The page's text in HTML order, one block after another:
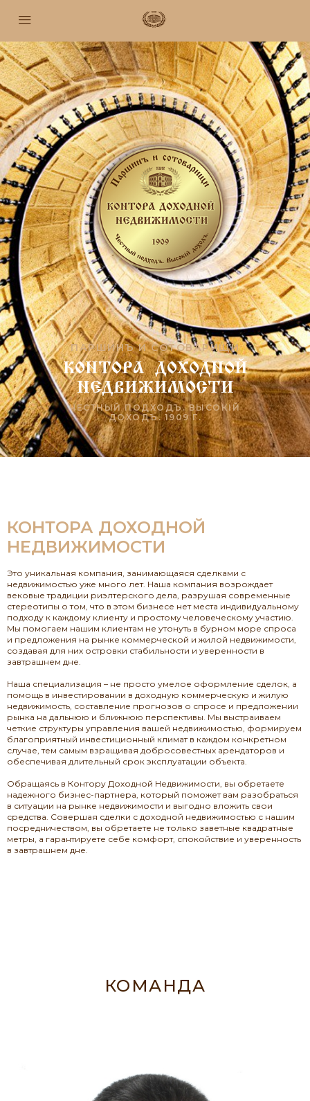
ПАРШИНЪ И СОТОВАРИЩИ
КОНТОРА ДОХОДНОЙ
НЕДВИЖИМОСТИ
ЧЕСТНЫЙ ПОДХОДЪ. ВЫСОКIЙ
ДОХОДЪ. 1909 Г.
КОНТОРА ДОХОДНОЙ
НЕДВИЖИМОСТИ
Это уникальная компания, занимающаяся сделками с
недвижимостью уже много лет. Наша компания возрождает
вековые традиции риэлтерского дела, разрушая современные
стереотипы о том, что в этом бизнесе нет места индивидуальному
подходу к каждому клиенту и простому человеческому участию.
Мы помогаем нашим клиентам не утонуть в бурном море спроса
и предложения на рынке коммерческой и жилой недвижимости,
создавая для них островки стабильности и уверенности в
завтрашнем дне.
Наша специализация – не просто умелое оформление сделок, а
помощь в инвестировании в доходную коммерческую и жилую
недвижимость, составление прогнозов о спросе и предложении
рынка на дальнюю и ближнюю перспективы. Мы выстраиваем
четкие структуры управления вашей недвижимостью, формируем
благоприятный инвестиционный климат в каждом конкретном
случае, тем самым взращивая добросовестных арендаторов и
обеспечивая длительный срок эксплуатации объекта.
Обращаясь в Контору Доходной Недвижимости, вы обретаете
надежного бизнес-партнера, который поможет вам разобраться
в ситуации на рынке недвижимости и выгодно вложить свои
средства. Совершая сделки с доходной недвижимостью с нашим
посредничеством, вы обретаете не только заветные квадратные
метры, а гарантируете себе комфорт, спокойствие и уверенность
в завтрашнем дне.
КОМАНДА